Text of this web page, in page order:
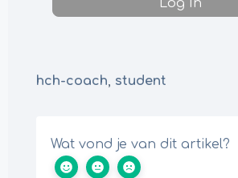
hch-coach, student
Wat vond je van dit artikel?